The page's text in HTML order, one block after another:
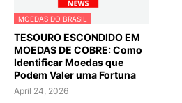
MOEDAS DO BRASIL
TESOURO ESCONDIDO EM
MOEDAS DE COBRE: Como
Identificar Moedas que
Podem Valer uma Fortuna
April 24, 2026